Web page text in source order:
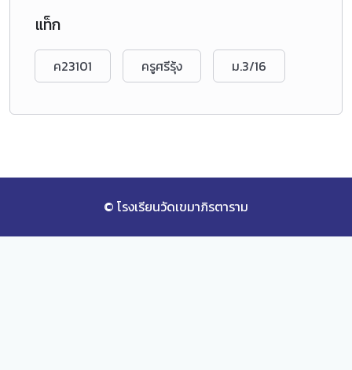
แท็ก
ค23101 ครูศรีรุ้ง ม.3/16
© โรงเรียนวัดเขมาภิรตาราม